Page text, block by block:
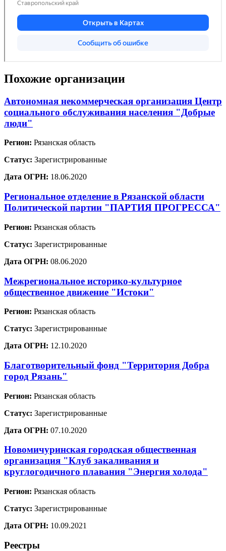
Похожие организации
Автономная некоммерческая организация Центр
социального обслуживания населения "Добрые
люди"
Регион: Рязанская область
Статус: Зарегистрированные
Дата ОГРН: 18.06.2020
Региональное отделение в Рязанской области
Политической партии "ПАРТИЯ ПРОГРЕССА"
Регион: Рязанская область
Статус: Зарегистрированные
Дата ОГРН: 08.06.2020
Межрегиональное историко-культурное
общественное движение "Истоки"
Регион: Рязанская область
Статус: Зарегистрированные
Дата ОГРН: 12.10.2020
Благотворительный фонд "Территория Добра
город Рязань"
Регион: Рязанская область
Статус: Зарегистрированные
Дата ОГРН: 07.10.2020
Новомичуринская городская общественная
организация "Клуб закаливания и
круглогодичного плавания "Энергия холода"
Регион: Рязанская область
Статус: Зарегистрированные
Дата ОГРН: 10.09.2021
Реестры